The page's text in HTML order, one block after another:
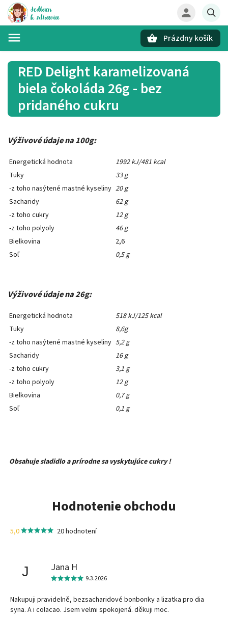
Prázdny košík
RED Delight karamelizovaná
biela čokoláda 26g - bez
pridaného cukru
Výživové údaje na 100g:
Energetická hodnota
1992 kJ/481 kcal
Tuky
33 g
-z toho nasýtené mastné kyseliny 20 g
Sacharidy
62 g
-z toho cukry
12 g
-z toho polyoly
46 g
Bielkovina
2,6
Soľ
0,5 g
Výživové údaje na 26g:
Energetická hodnota
518 kJ/125 kcal
Tuky
8,6g
-z toho nasýtené mastné kyseliny 5,2 g
Sacharidy
16 g
-z toho cukry
3,1 g
-z toho polyoly
12 g
Bielkovina
0,7 g
Soľ
0,1 g
Obsahuje sladidlo a prírodne sa vyskytujúce cukry !
Hodnotenie obchodu
5,0 20 hodnotení
J Jana H
9.3.2026
Nakupuji pravidelně, bezsacharidové bonbonky a lizatka pro dia
syna. A i colacao. Jsem velmi spokojená. děkuji moc.